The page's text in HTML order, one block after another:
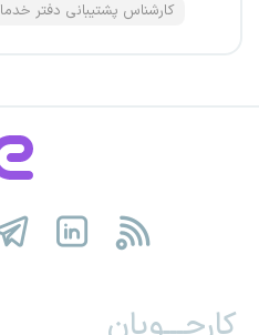
کارشناس پشتیبانی دفتر